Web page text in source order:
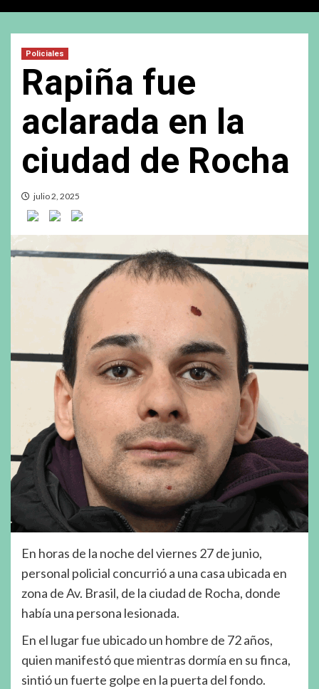
Policiales
Rapiña fue
aclarada en la
ciudad de Rocha
julio 2, 2025
En horas de la noche del viernes 27 de junio,
personal policial concurrió a una casa ubicada en
zona de Av. Brasil, de la ciudad de Rocha, donde
había una persona lesionada.
En el lugar fue ubicado un hombre de 72 años,
quien manifestó que mientras dormía en su finca,
sintió un fuerte golpe en la puerta del fondo.